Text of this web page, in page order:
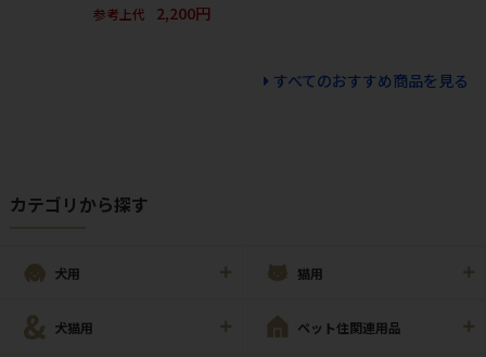
参考上代
2,200円
すべてのおすすめ商品を見る
カテゴリから探す
犬用 猫用
犬猫用 ペット住関連用品